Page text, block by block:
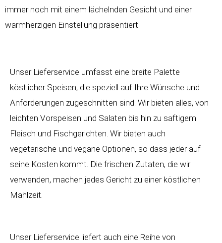
immer noch mit einem lächelnden Gesicht und einer
warmherzigen Einstellung präsentiert.
Unser Lieferservice umfasst eine breite Palette
köstlicher Speisen, die speziell auf Ihre Wünsche und
Anforderungen zugeschnitten sind. Wir bieten alles, von
leichten Vorspeisen und Salaten bis hin zu saftigem
Fleisch und Fischgerichten. Wir bieten auch
vegetarische und vegane Optionen, so dass jeder auf
seine Kosten kommt. Die frischen Zutaten, die wir
verwenden, machen jedes Gericht zu einer köstlichen
Mahlzeit.
Unser Lieferservice liefert auch eine Reihe von